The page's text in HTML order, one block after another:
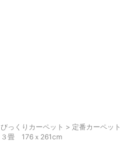
びっくりカーペット > 定番カーペット
３畳 176ｘ261cm